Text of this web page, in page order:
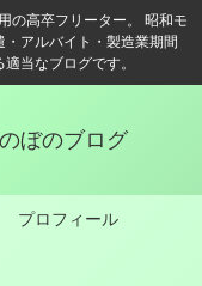
の高卒フリーター。 昭和モ
アルバイト・製造業期間
当なブログです。
ぼのブログ
プロフィール